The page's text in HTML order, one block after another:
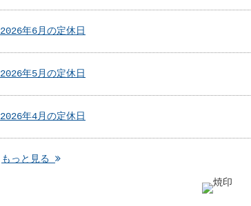
2026年6月の定休日
2026年5月の定休日
2026年4月の定休日
RSS(別ウィンドウで開きます)
もっと見る